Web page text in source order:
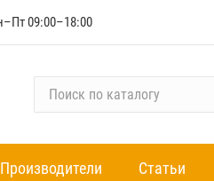
09:00–18:00
с
к
Производители Статьи